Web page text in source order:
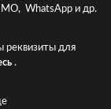
WhatsApp и др.
реквизиты для
.